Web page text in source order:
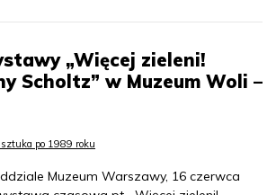
„Więcej zieleni!
Scholtz” w Muzeum Woli –
po 1989 roku
Muzeum Warszawy, 16 czerwca